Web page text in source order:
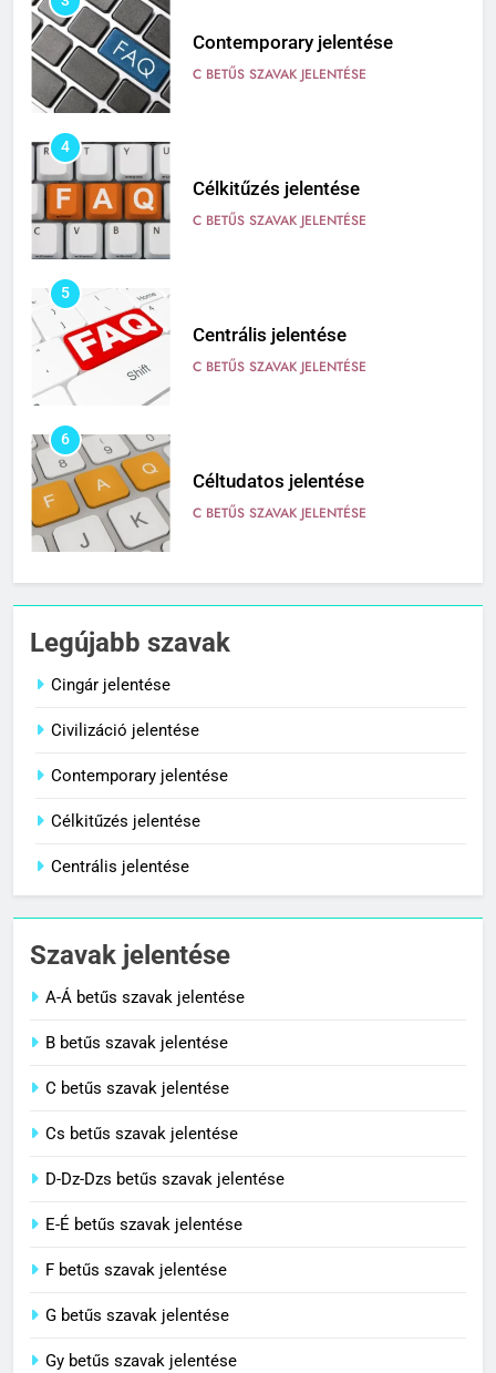
Contemporary jelentése
C BETŰS SZAVAK JELENTÉSE
4
Célkitűzés jelentése
C BETŰS SZAVAK JELENTÉSE
5
Centrális jelentése
C BETŰS SZAVAK JELENTÉSE
6
Céltudatos jelentése
C BETŰS SZAVAK JELENTÉSE
7
Centenárium jelentése
8
Cenzúra jelentése
1
Cingár jelentése
C BETŰS SZAVAK JELENTÉSE
C BETŰS SZAVAK JELENTÉSE
3
4
Célkitűzés jelentése
Legújabb szavak
Cingár jelentése
Civilizáció jelentése
Contemporary jelentése
Célkitűzés jelentése
Centrális jelentése
Szavak jelentése
A-Á betűs szavak jelentése
B betűs szavak jelentése
C betűs szavak jelentése
Cs betűs szavak jelentése
D-Dz-Dzs betűs szavak jelentése
E-É betűs szavak jelentése
F betűs szavak jelentése
G betűs szavak jelentése
Gy betűs szavak jelentése